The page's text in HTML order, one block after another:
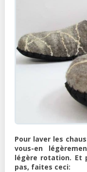
Pour laver les
vous-en
légère rotation. Et
pas, faites ceci: